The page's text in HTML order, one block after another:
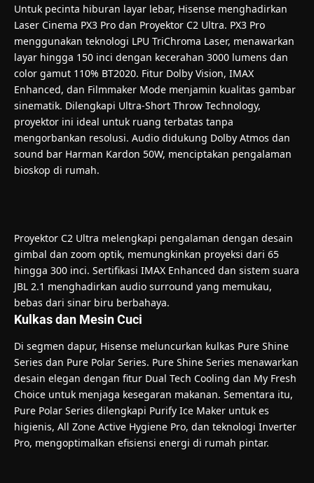
Untuk pecinta hiburan layar lebar, Hisense menghadirkan
Laser Cinema PX3 Pro dan Proyektor C2 Ultra. PX3 Pro
menggunakan teknologi LPU TriChroma Laser, menawarkan
layar hingga 150 inci dengan kecerahan 3000 lumens dan
color gamut 110% BT2020. Fitur Dolby Vision, IMAX
Enhanced, dan Filmmaker Mode menjamin kualitas gambar
sinematik. Dilengkapi Ultra-Short Throw Technology,
proyektor ini ideal untuk ruang terbatas tanpa
mengorbankan resolusi. Audio didukung Dolby Atmos dan
sound bar Harman Kardon 50W, menciptakan pengalaman
bioskop di rumah.
Proyektor C2 Ultra melengkapi pengalaman dengan desain
gimbal dan zoom optik, memungkinkan proyeksi dari 65
hingga 300 inci. Sertifikasi IMAX Enhanced dan sistem suara
JBL 2.1 menghadirkan audio surround yang memukau,
bebas dari sinar biru berbahaya.
Kulkas dan Mesin Cuci
Di segmen dapur, Hisense meluncurkan kulkas Pure Shine
Series dan Pure Polar Series. Pure Shine Series menawarkan
desain elegan dengan fitur Dual Tech Cooling dan My Fresh
Choice untuk menjaga kesegaran makanan. Sementara itu,
Pure Polar Series dilengkapi Purify Ice Maker untuk es
higienis, All Zone Active Hygiene Pro, dan teknologi Inverter
Pro, mengoptimalkan efisiensi energi di rumah pintar.